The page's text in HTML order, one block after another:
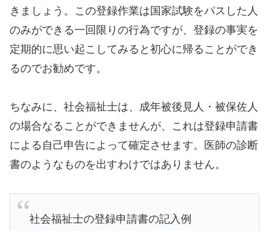
きましょう。この登録作業は国家試験をパスした人
のみができる一回限りの行為ですが、登録の事実を
定期的に思い起こしてみると初心に帰ることができ
るのでお勧めです。
ちなみに、社会福祉士は、成年被後見人・被保佐人
の場合なることができませんが、これは登録申請書
による自己申告によって確定させます。医師の診断
書のようなものを出すわけではありません。
社会福祉士の登録申請書の記入例